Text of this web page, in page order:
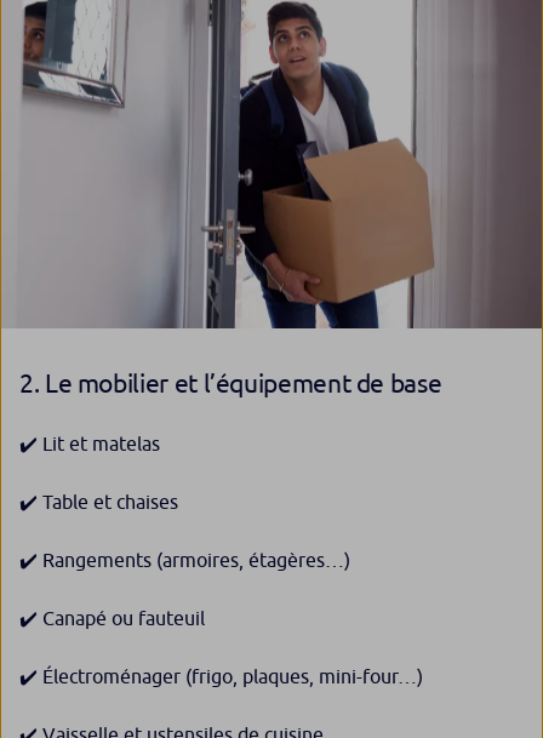
2. Le mobilier et l’équipement de base
✔️ Lit et matelas
✔️ Table et chaises
✔️ Rangements (armoires, étagères…)
✔️ Canapé ou fauteuil
✔️ Électroménager (frigo, plaques, mini-four…)